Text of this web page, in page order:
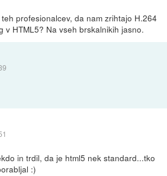
profesionalcev, da nam zrihtajo H.264
v HTML5? Na vseh brskalnikih jasno.
in trdil, da je html5 nek standard...tko
:)